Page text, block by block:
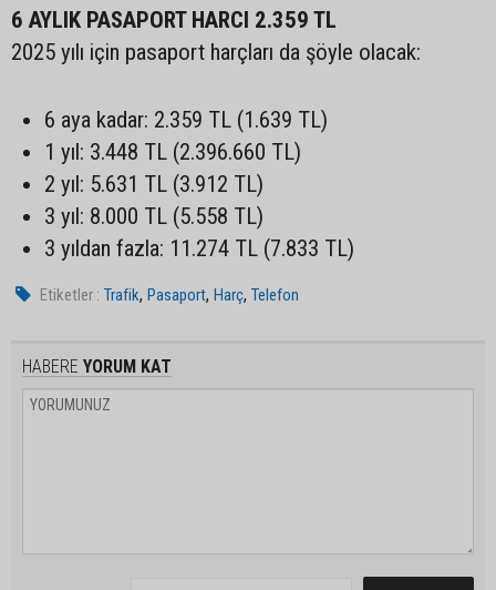
6 AYLIK PASAPORT HARCI 2.359 TL
2025 yılı için pasaport harçları da şöyle olacak:
6 aya kadar: 2.359 TL (1.639 TL)
1 yıl: 3.448 TL (2.396.660 TL)
2 yıl: 5.631 TL (3.912 TL)
3 yıl: 8.000 TL (5.558 TL)
3 yıldan fazla: 11.274 TL (7.833 TL)
Etiketler : Trafik,Pasaport,Harç,Telefon
HABERE YORUM KAT